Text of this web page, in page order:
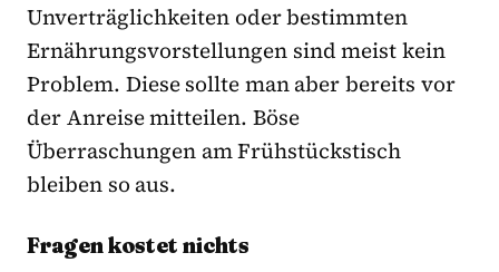
Unverträglichkeiten oder bestimmten
Ernährungsvorstellungen sind meist kein
Problem. Diese sollte man aber bereits vor
der Anreise mitteilen. Böse
Überraschungen am Frühstückstisch
bleiben so aus.
Fragen kostet nichts